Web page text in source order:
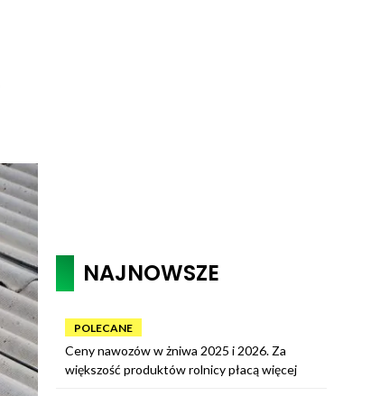
NAJNOWSZE
POLECANE
Ceny nawozów w żniwa 2025 i 2026. Za
większość produktów rolnicy płacą więcej